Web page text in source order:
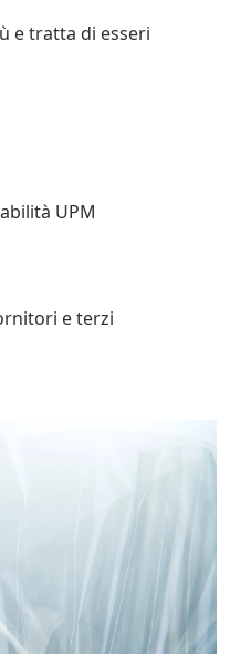
e tratta di esseri
UPM
e terzi